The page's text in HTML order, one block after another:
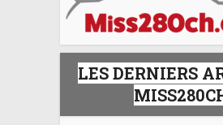
LES DERNIERS